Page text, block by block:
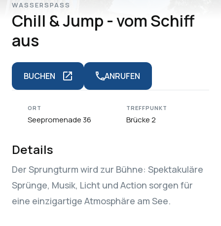
WASSERSPASS
Chill & Jump - vom Schiff
aus
BUCHEN ANRUFEN
ORT
Seepromenade 36
TREFFPUNKT
Brücke 2
Details
Der Sprungturm wird zur Bühne: Spektakuläre
Sprünge, Musik, Licht und Action sorgen für
eine einzigartige Atmosphäre am See.